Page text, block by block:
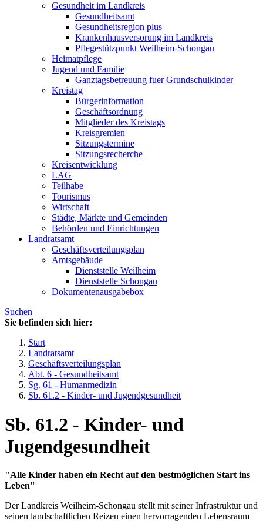
Gesundheit im Landkreis
Gesundheitsamt
Gesundheitsregion plus
Krankenhausversorung im Landkreis
Pflegestützpunkt Weilheim-Schongau
Heimatpflege
Jugend und Familie
Ganztagsbetreuung fuer Grundschulkinder
Kreistag
Bürgerinformation
Geschäftsordnung
Mitglieder des Kreistags
Kreisgremien
Sitzungstermine
Sitzungsrecherche
Kreisentwicklung
LAG
Teilhabe
Tourismus
Wirtschaft
Städte, Märkte und Gemeinden
Behörden und Einrichtungen
Landratsamt
Geschäftsverteilungsplan
Amtsgebäude
Dienststelle Weilheim
Dienststelle Schongau
Dokumentenausgabebox
Suchen
Sie befinden sich hier:
Start
Landratsamt
Geschäftsverteilungsplan
Abt. 6 - Gesundheitsamt
Sg. 61 - Humanmedizin
Sb. 61.2 - Kinder- und Jugendgesundheit
Sb. 61.2 - Kinder- und
Jugendgesundheit
"Alle Kinder haben ein Recht auf den bestmöglichen Start ins
Leben"
Der Landkreis Weilheim-Schongau stellt mit seiner Infrastruktur und
seinen landschaftlichen Reizen einen hervorragenden Lebensraum